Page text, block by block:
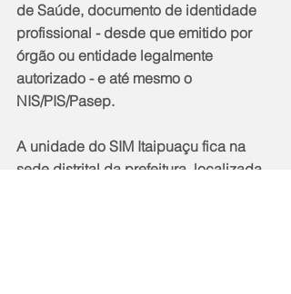
de Saúde, documento de identidade
profissional - desde que emitido por
órgão ou entidade legalmente
autorizado - e até mesmo o
NIS/PIS/Pasep.
A unidade do SIM Itaipuaçu fica na
sede distrital da prefeitura, localizada